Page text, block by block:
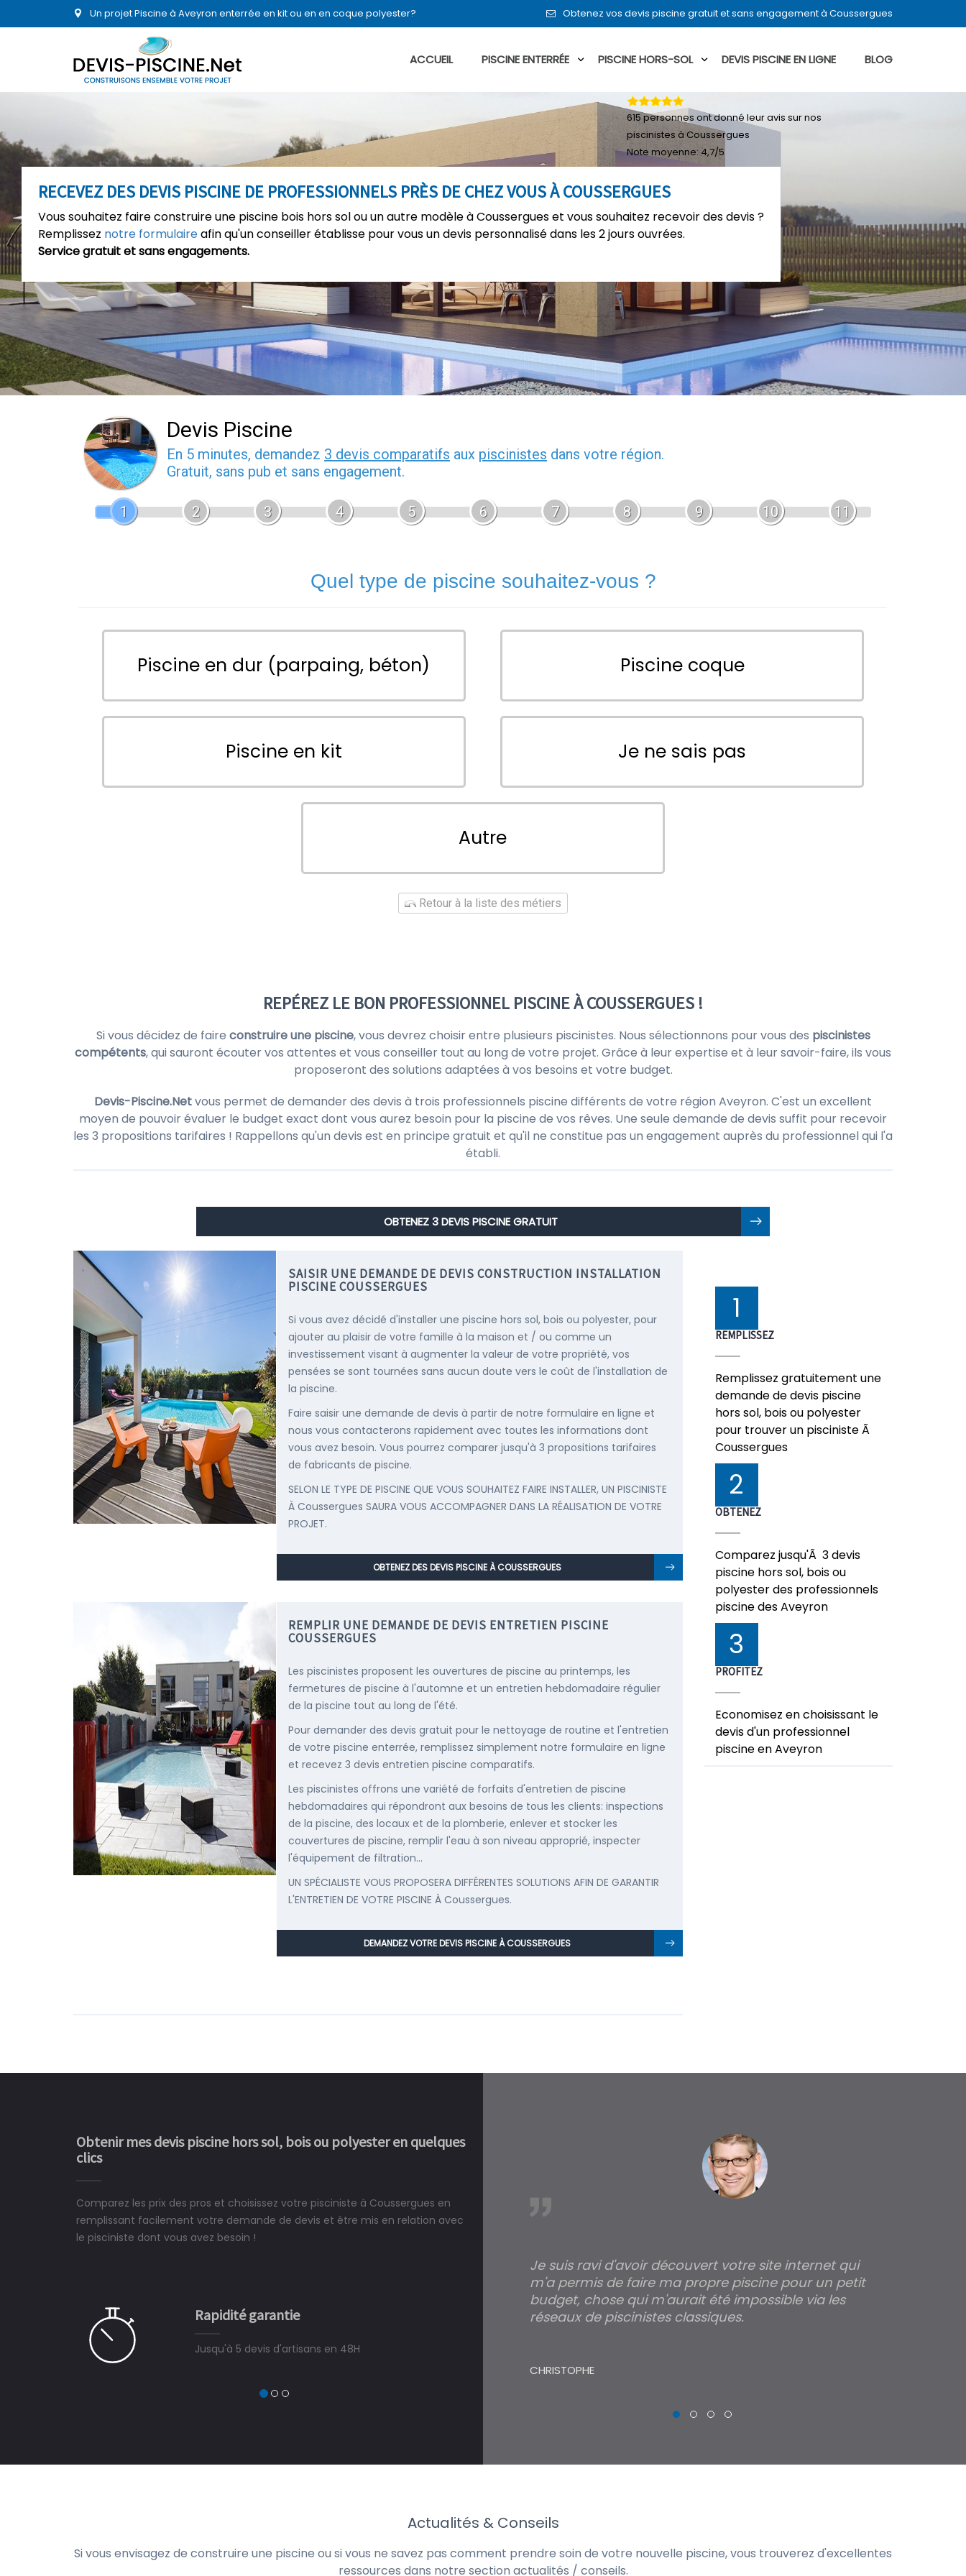
Un projet Piscine à Aveyron enterrée en kit ou en en coque polyester? Obtenez vos devis piscine gratuit et sans engagement à Coussergues
ACCUEIL PISCINE ENTERRÉE PISCINE HORS-SOL DEVIS PISCINE EN LIGNE BLOG
RECEVEZ DES DEVIS PISCINE DE PROFESSIONNELS PRÈS DE CHEZ VOUS À COUSSERGUES
Vous souhaitez faire construire une piscine bois hors sol ou un autre modèle à Coussergues et vous souhaitez recevoir des devis ?
Remplissez notre formulaireafin qu'un conseiller établisse pour vous un devis personnalisé dans les 2 jours ouvrées.
Service gratuit et sans engagements.
615personnes ont donné leuravis sur nos
piscinistes à Coussergues
Note moyenne:4,7/5
Devis Piscine
En 5 minutes, demandez 3 devis comparatifs aux piscinistes dans votre région.
Gratuit, sans pub et sans engagement.
1 2 3 4 5 6 7 8 9 10 11
Quel type de piscine souhaitez-vous ?
Piscine en dur (parpaing, béton) Piscine coque
Piscine en kit Je ne sais pas
Autre
Retour à la liste des métiers
REPÉREZ LE BON PROFESSIONNEL PISCINE À COUSSERGUES !
Si vous décidez de faire construire une piscine, vous devrez choisir entre plusieurs piscinistes. Nous sélectionnons pour vous des piscinistes
compétents, qui sauront écouter vos attentes et vous conseiller tout au long de votre projet. Grâce à leur expertise et à leur savoir-faire, ils vous
proposeront des solutions adaptées à vos besoins et votre budget.
Devis-Piscine.Netvous permet de demander des devis à trois professionnels piscine différents de votre région Aveyron. C'est un excellent
moyen de pouvoir évaluer le budget exact dont vous aurez besoin pour la piscine de vos rêves. Une seule demande de devis suffit pour recevoir
les 3 propositions tarifaires ! Rappellons qu'un devis est en principe gratuit et qu'il ne constitue pas un engagement auprès du professionnel qui l'a
établi.
OBTENEZ 3 DEVIS PISCINE GRATUIT
SAISIR UNE DEMANDE DE DEVIS CONSTRUCTION INSTALLATION
PISCINE COUSSERGUES
Si vous avez décidé d'installer une piscine hors sol, bois ou polyester, pour
ajouter au plaisir de votre famille à la maison et / ou comme un
investissement visant à augmenter la valeur de votre propriété, vos
pensées se sont tournées sans aucun doute vers le coût de l'installation de
la piscine.
Faire saisir une demande de devis à partir de notre formulaire en ligne et
nous vous contacterons rapidement avec toutes les informations dont
vous avez besoin. Vous pourrez comparer jusqu'à 3 propositions tarifaires
de fabricants de piscine.
SELON LE TYPE DE PISCINE QUE VOUS SOUHAITEZ FAIRE INSTALLER, UN PISCINISTE
À Coussergues SAURA VOUS ACCOMPAGNER DANS LA RÉALISATION DE VOTRE
PROJET.
OBTENEZ DES DEVIS PISCINE À COUSSERGUES
REMPLIR UNE DEMANDE DE DEVIS ENTRETIEN PISCINE
COUSSERGUES
Les piscinistes proposent les ouvertures de piscine au printemps, les
fermetures de piscine à l'automne et un entretien hebdomadaire régulier
de la piscine tout au long de l'été.
Pour demander des devis gratuit pour le nettoyage de routine et l'entretien
de votre piscine enterrée, remplissez simplement notre formulaire en ligne
et recevez 3 devis entretien piscine comparatifs.
Les piscinistes offrons une variété de forfaits d'entretien de piscine
hebdomadaires qui répondront aux besoins de tous les clients: inspections
de la piscine, des locaux et de la plomberie, enlever et stocker les
couvertures de piscine, remplir l'eau à son niveau approprié, inspecter
l'équipement de filtration...
UN SPÉCIALISTE VOUS PROPOSERA DIFFÉRENTES SOLUTIONS AFIN DE GARANTIR
L'ENTRETIEN DE VOTRE PISCINE À Coussergues.
DEMANDEZ VOTRE DEVIS PISCINE À COUSSERGUES
1
REMPLISSEZ
Remplissez gratuitement une
demande de devis piscine
hors sol, bois ou polyester
pour trouver un pisciniste Ã
Coussergues
2
OBTENEZ
Comparez jusqu'Ã 3 devis
piscine hors sol, bois ou
polyester des professionnels
piscine des Aveyron
3
PROFITEZ
Economisez en choisissant le
devis d'un professionnel
piscine en Aveyron
Obtenir mes devis piscine hors sol, bois ou polyester en quelques
clics
Comparez les prix des pros et choisissez votre pisciniste à Coussergues en
remplissant facilement votre demande de devis et être mis en relation avec
le pisciniste dont vous avez besoin !
Rapidité garantie
Jusqu'à 5 devis d'artisans en 48H
ne peut plus s'en passer.
Le rêve devient enfin réalité, une piscine est bien
construit chez moi.
Je suis ravi d'avoir découvert votre site internet qui
m'a permis de faire ma propre piscine pour un petit
budget, chose qui m'aurait été impossible via les
réseaux de piscinistes classiques.
CHRISTOPHE
Actualités & Conseils
Si vous envisagez de construire une piscine ou si vous ne savez pas comment prendre soin de votre nouvelle piscine, vous trouverez d'excellentes
ressources dans notre section actualités / conseils.